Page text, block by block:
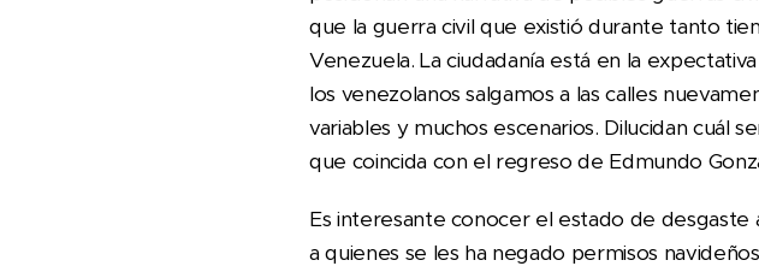
que la guerra civil que existió durante tanto
Venezuela. La ciudadanía está en la
los venezolanos salgamos a las calles
variables y muchos escenarios. Dilucidan cuál
que coincida con el regreso de Edmundo
Es interesante conocer el estado de desgaste
a quienes se les ha negado permisos